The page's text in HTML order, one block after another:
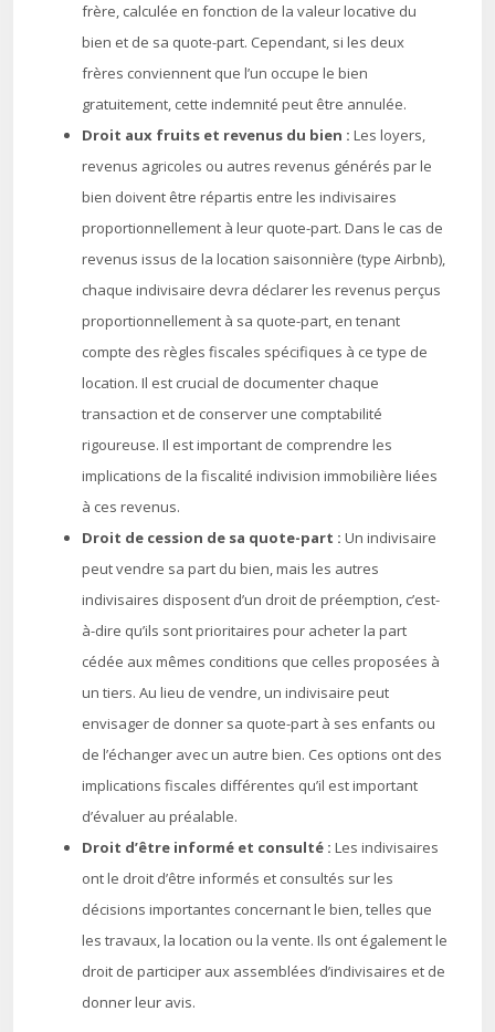
frère, calculée en fonction de la valeur locative du
bien et de sa quote-part. Cependant, si les deux
frères conviennent que l’un occupe le bien
gratuitement, cette indemnité peut être annulée.
Droit aux fruits et revenus du bien : Les loyers,
revenus agricoles ou autres revenus générés par le
bien doivent être répartis entre les indivisaires
proportionnellement à leur quote-part. Dans le cas de
revenus issus de la location saisonnière (type Airbnb),
chaque indivisaire devra déclarer les revenus perçus
proportionnellement à sa quote-part, en tenant
compte des règles fiscales spécifiques à ce type de
location. Il est crucial de documenter chaque
transaction et de conserver une comptabilité
rigoureuse. Il est important de comprendre les
implications de la fiscalité indivision immobilière liées
à ces revenus.
Droit de cession de sa quote-part : Un indivisaire
peut vendre sa part du bien, mais les autres
indivisaires disposent d’un droit de préemption, c’est-
à-dire qu’ils sont prioritaires pour acheter la part
cédée aux mêmes conditions que celles proposées à
un tiers. Au lieu de vendre, un indivisaire peut
envisager de donner sa quote-part à ses enfants ou
de l’échanger avec un autre bien. Ces options ont des
implications fiscales différentes qu’il est important
d’évaluer au préalable.
Droit d’être informé et consulté : Les indivisaires
ont le droit d’être informés et consultés sur les
décisions importantes concernant le bien, telles que
les travaux, la location ou la vente. Ils ont également le
droit de participer aux assemblées d’indivisaires et de
donner leur avis.